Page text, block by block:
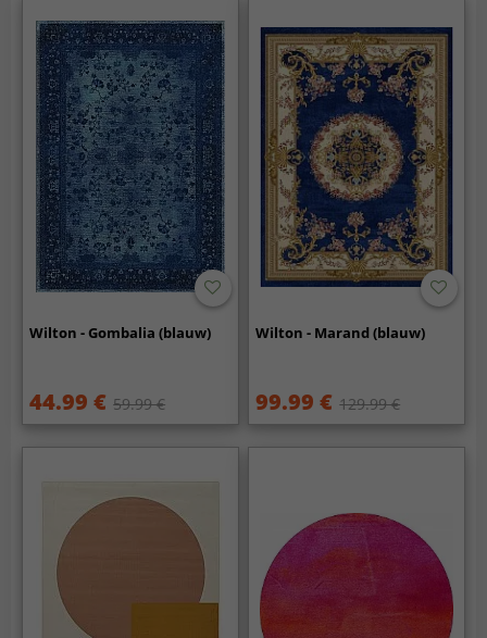
Wilton - Gombalia (blauw)
44.99 € 59.99 €
Wilton - Marand (blauw)
99.99 € 129.99 €